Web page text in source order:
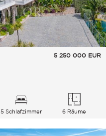
5 250 000 EUR
5 Schlafzimmer 6 Räume